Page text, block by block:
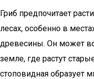
Гриб предпочитает
лесах, особенно в
древесины. Он может
земле, где растут
стоповидная образует